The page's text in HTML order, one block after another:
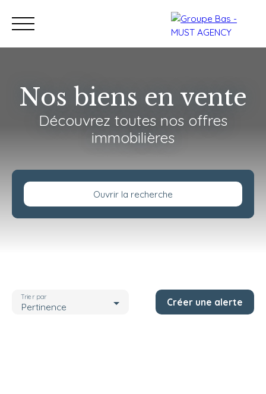
Acheter Vendre Programmes
Nos biens en vente
Découvrez toutes nos offres
immobilières
Ouvrir la recherche
Budget max (€)
Pertinence
Trier par Créer une alerte